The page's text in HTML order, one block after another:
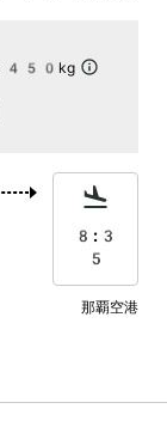
450kg
8:3
5
那覇空港